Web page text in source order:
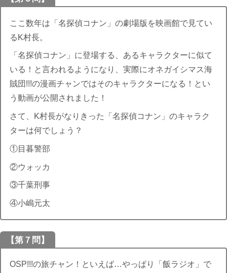
ここ数年は「名探偵コナン」の劇場版を映画館で見てい
るK村長。
「名探偵コナン」に登場する、あるキャラクターに似て
いる！と言われるようになり、実際にオネガイシマス海
賊団!!!の漫画チャンではそのキャラクターになる！とい
う動画が公開されました！
さて、K村長がなりきった「名探偵コナン」のキャラク
ターは何でしょう？
①目暮警部
②ウォッカ
③千葉刑事
④小嶋元太
【第７問】
OSP!!!の旅チャン！といえば…やっぱり「飯ラジオ」で